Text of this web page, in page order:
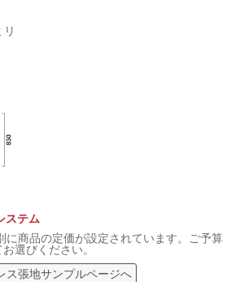
ステム
に商品の定価が設定されています。ご予算
選びください。
ス張地サンプルページへ